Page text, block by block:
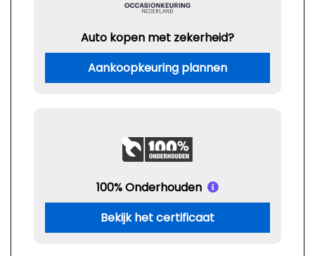
Auto kopen met zekerheid?
Aankoopkeuring plannen
100% Onderhouden
Bekijk het certificaat